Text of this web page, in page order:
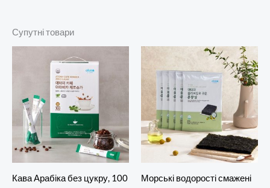
Супутні товари
Кава Арабіка без цукру, 100
Морські водорості смажені